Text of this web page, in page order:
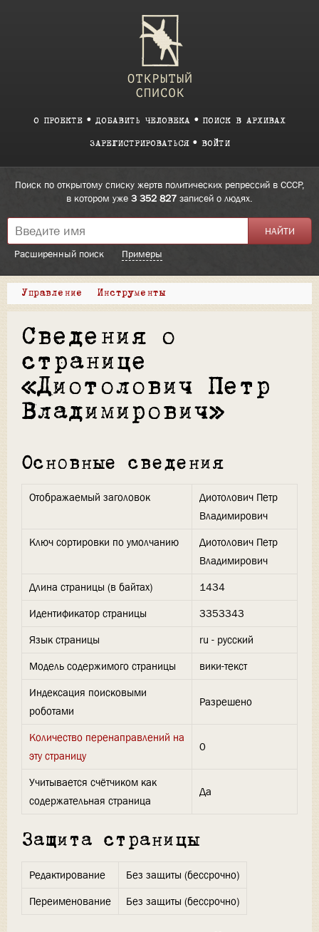
О ПРОЕКТЕ ДОБАВИТЬ ЧЕЛОВЕКА ПОИСК В АРХИВАХ
ЗАРЕГИСТРИРОВАТЬСЯ ВОЙТИ
Поиск по открытому списку жертв политических репрессий в СССР,
в котором уже 3 352 827 записей о людях.
Расширенный поиск Примеры
Управление Инструменты
Сведения о
странице
«Диотолович Петр
Владимирович»
Основные сведения
Отображаемый заголовок
Диотолович Петр
Владимирович
Ключ сортировки по умолчанию
Диотолович Петр
Владимирович
Длина страницы (в байтах)
1434
Идентификатор страницы
3353343
Язык страницы
ru - русский
Модель содержимого страницы
вики-текст
Индексация поисковыми
роботами
Разрешено
Количество перенаправлений на
эту страницу
0
Учитывается счётчиком как
содержательная страница
Да
Защита страницы
Редактирование
Без защиты (бессрочно)
Переименование
Без защиты (бессрочно)